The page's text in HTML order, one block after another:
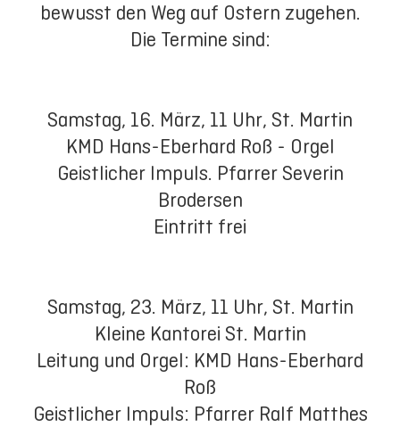
bewusst den Weg auf Ostern zugehen.
Die Termine sind:
Samstag, 16. März, 11 Uhr, St. Martin
KMD Hans-Eberhard Roß - Orgel
Geistlicher Impuls. Pfarrer Severin
Brodersen
Eintritt frei
Samstag, 23. März, 11 Uhr, St. Martin
Kleine Kantorei St. Martin
Leitung und Orgel: KMD Hans-Eberhard
Roß
Geistlicher Impuls: Pfarrer Ralf Matthes